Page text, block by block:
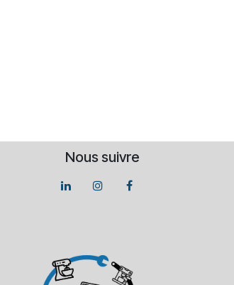
Nous suivre